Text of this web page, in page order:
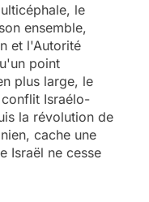
le
ensemble,
et l'Autorité
point
plus large, le
Israélo-
la révolution de
cache une
Israël ne cesse